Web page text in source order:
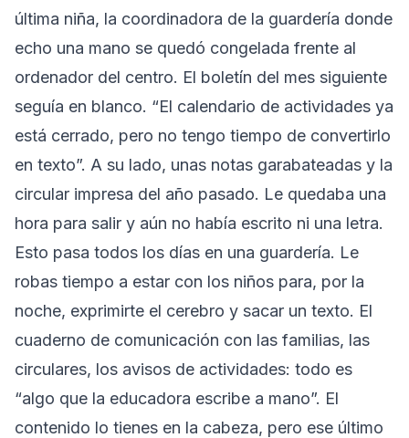
última niña, la coordinadora de la guardería donde
echo una mano se quedó congelada frente al
ordenador del centro. El boletín del mes siguiente
seguía en blanco. “El calendario de actividades ya
está cerrado, pero no tengo tiempo de convertirlo
en texto”. A su lado, unas notas garabateadas y la
circular impresa del año pasado. Le quedaba una
hora para salir y aún no había escrito ni una letra.
Esto pasa todos los días en una guardería. Le
robas tiempo a estar con los niños para, por la
noche, exprimirte el cerebro y sacar un texto. El
cuaderno de comunicación con las familias, las
circulares, los avisos de actividades: todo es
“algo que la educadora escribe a mano”. El
contenido lo tienes en la cabeza, pero ese último